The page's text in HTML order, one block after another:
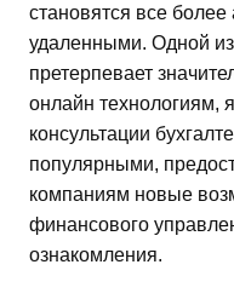
становятся все
удаленными. Одной из
претерпевает
онлайн технологиям,
консультации
популярными,
компаниям новые
финансового
ознакомления.